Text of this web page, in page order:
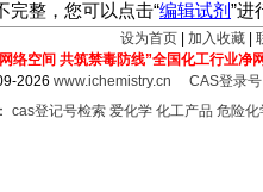
完整，您可以点击“编辑试剂”进
设为首页 加入收藏
网络空间 共筑禁毒防线”全国化工行业净
2026www.ichemistry.cn
CAS登录
cas登记号检索 爱化学 化工产品 危险化